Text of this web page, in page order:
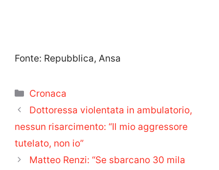
Fonte: Repubblica, Ansa
Categorie
Cronaca
Dottoressa violentata in ambulatorio,
nessun risarcimento: “Il mio aggressore
tutelato, non io”
Matteo Renzi: “Se sbarcano 30 mila